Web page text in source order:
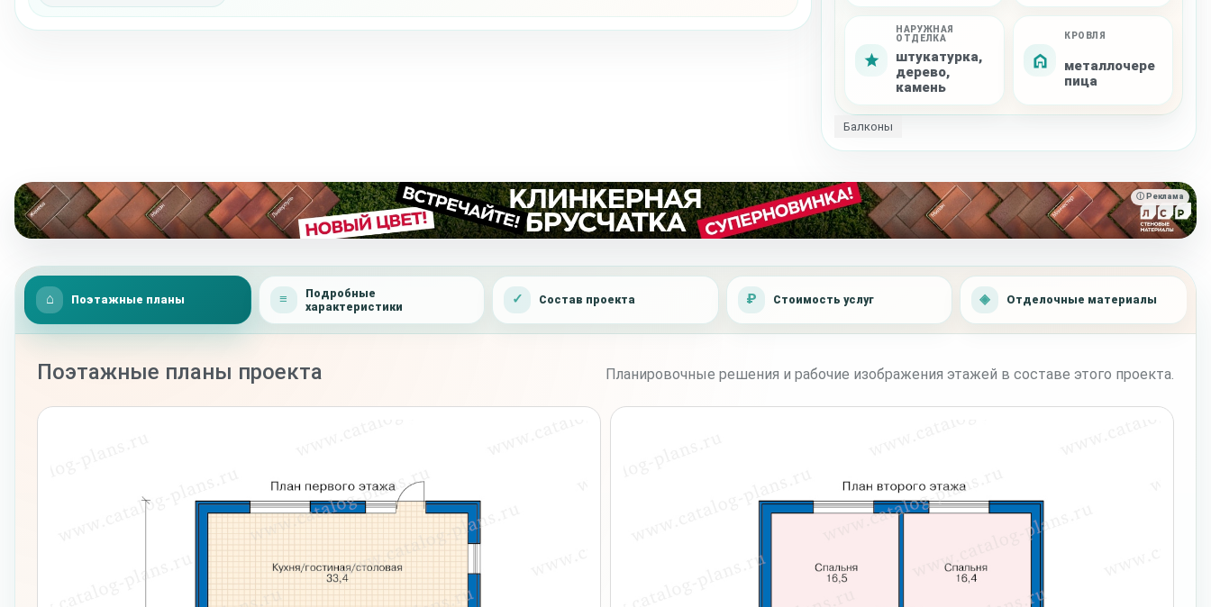
НАРУЖНАЯ
ОТДЕЛКА
штукатурка,
дерево,
камень
КРОВЛЯ
металлочере
пица
Балконы
ⓘ Реклама
Поэтажные планы
Подробные
характеристики
Состав проекта Стоимость услуг Отделочные материалы
Поэтажные планы проекта Планировочные решения и рабочие изображения этажей в составе этого проекта.